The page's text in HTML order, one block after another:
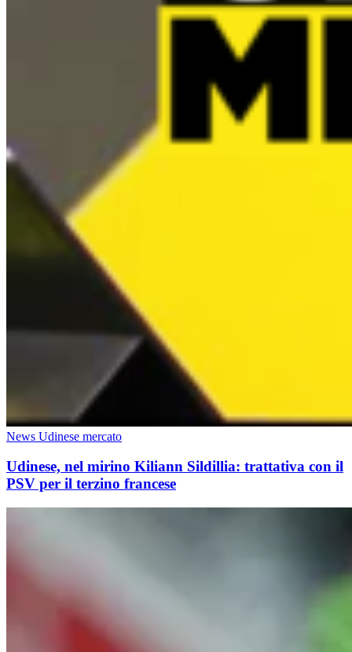
News Udinese mercato
Udinese, nel mirino Kiliann Sildillia: trattativa con il
PSV per il terzino francese